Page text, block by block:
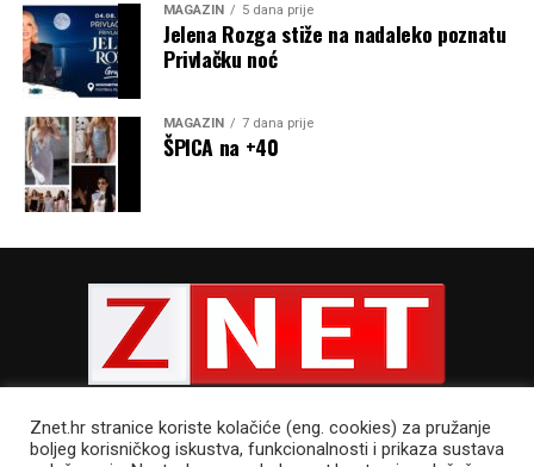
MAGAZIN 5 dana prije
Jelena Rozga stiže na nadaleko poznatu
Privlačku noć
MAGAZIN 7 dana prije
ŠPICA na +40
Znet.hr stranice koriste kolačiće (eng. cookies) za pružanje
boljeg korisničkog iskustva, funkcionalnosti i prikaza sustava